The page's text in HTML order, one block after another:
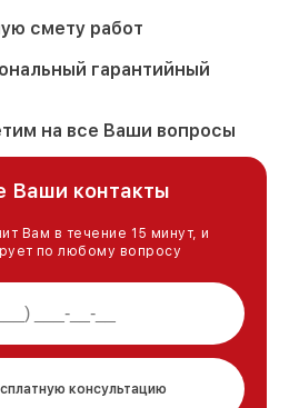
смету работ
гарантийный
на все Ваши вопросы
Ваши контакты
Вам в течение 15 минут, и
по любому вопросу
консультацию